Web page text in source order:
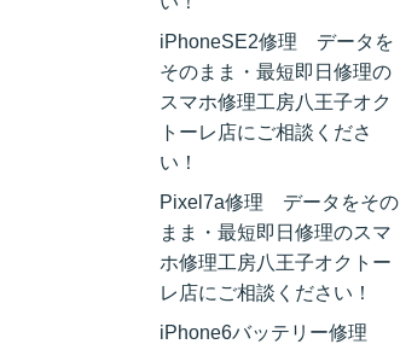
iPhoneSE2修理 データを
そのまま・最短即日修理の
スマホ修理工房八王子オク
トーレ店にご相談くださ
い！
Pixel7a修理 データをその
まま・最短即日修理のスマ
ホ修理工房八王子オクトー
レ店にご相談ください！
iPhone6バッテリー修理